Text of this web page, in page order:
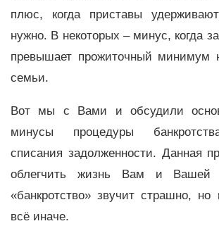
плюс, когда приставы
нужно. В некоторых – минус, когда
превышает прожиточный минимум
семьи.
Вот мы с Вами и обсудили
минусы процедуры
списания задолженности. Данная
облегчить жизнь Вам и Вашей
«банкротство» звучит страшно,
всё иначе.